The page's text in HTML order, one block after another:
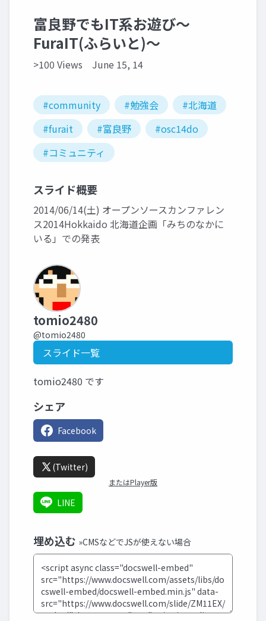
富良野でもIT系お遊び〜
FuraIT(ふらいと)〜
>100 Views June 15, 14
#community #勉強会
#北海道
#furait
#富良野
#osc14do
#コミュニティ
スライド概要
2014/06/14(土) オープンソースカンファレン
ス2014Hokkaido 北海道企画「みちのなかに
いる」での発表
tomio2480
@tomio2480
スライド一覧
tomio2480 です
シェア
Facebook
(Twitter)
またはPlayer版
LINE
埋め込む »CMSなどでJSが使えない場合